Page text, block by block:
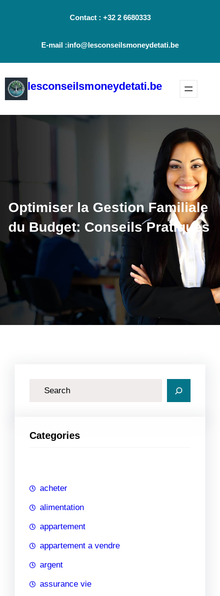
Contact : +32 2 6680333
E-mail :info@lesconseilsmoneydetati.be
lesconseilsmoneydetati.be
Optimiser la Gestion Familiale
du Budget: Conseils Pratiques
h
Categories
acheter
alimentation
appartement
appartement a vendre
argent
assurance vie